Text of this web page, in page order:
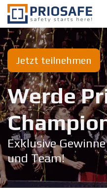
Zum Inhalt springen
Jetzt teilnehmen
Werde
Exklusive
und Team!